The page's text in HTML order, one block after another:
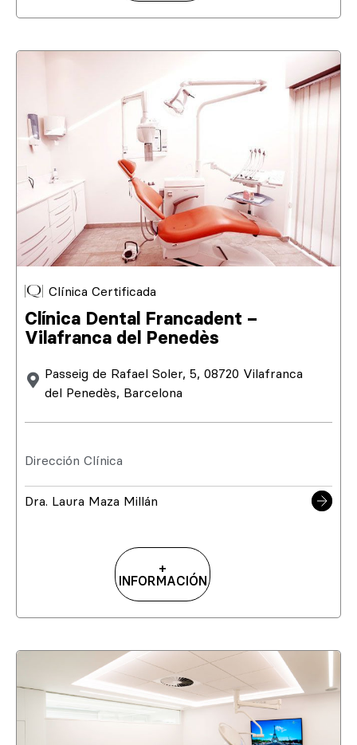
Clínica Certificada
Clínica Dental Francadent –
Vilafranca del Penedès
Passeig de Rafael Soler, 5, 08720 Vilafranca
del Penedès, Barcelona
Dirección Clínica
Dra. Laura Maza Millán
+
INFORMACIÓN